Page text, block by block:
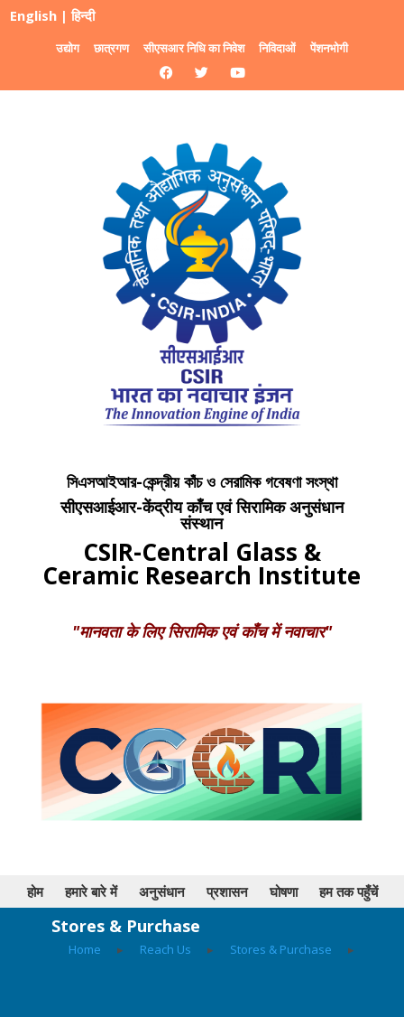
English |हिन्दी
उद्योग छात्रगण सीएसआर निधि का निवेश निविदाओं पेंशनभोगी
সিএসআইআর-কেন্দ্রীয় কাঁচ ও সেরামিক গবেষণা সংস্থা
सीएसआईआर-केंद्रीय काँच एवं सिरामिक अनुसंधान
संस्थान
CSIR-Central Glass &
Ceramic Research Institute
"मानवता के लिए सिरामिक एवं काँच में नवाचार"
होम हमारे बारे में अनुसंधान प्रशासन घोषणा हम तक पहुँचें
Stores & Purchase
Home ▸ Reach Us ▸ Stores & Purchase ▸